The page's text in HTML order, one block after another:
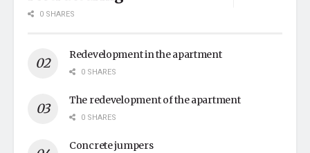
0 SHARES
Redevelopment in the apartment
0 SHARES
The redevelopment of the apartment
0 SHARES
Concrete jumpers